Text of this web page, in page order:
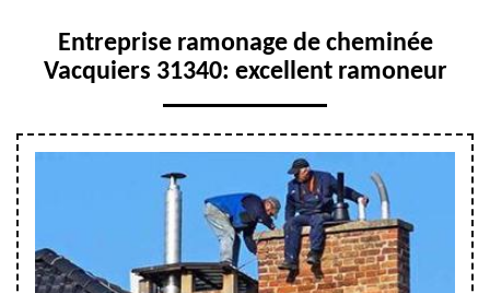
Entreprise ramonage de cheminée
Vacquiers 31340: excellent ramoneur